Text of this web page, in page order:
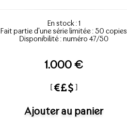
En stock : 1
Fait partie d'une série limitée : 50 copies
Disponibilité : numéro 47/50
1.000 €
[ ]
Ajouter au panier